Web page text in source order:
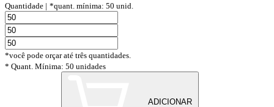
Quantidade | *quant. mínima: 50 unid.
*você pode orçar até três quantidades.
* Quant. Mínima: 50 unidades
ADICIONAR